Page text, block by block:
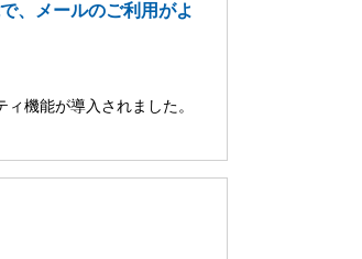
、メールのご利用がよ
機能が導入されました。